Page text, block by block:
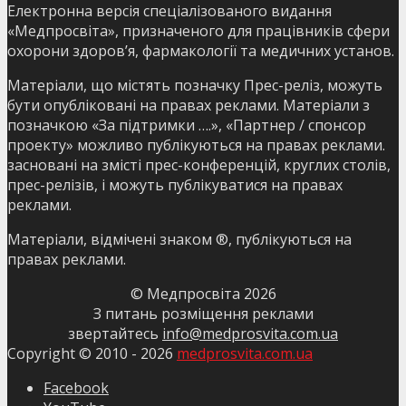
Електронна версія спеціалізованого видання
«Медпросвіта», призначеного для працівників сфери
охорони здоров’я, фармакології та медичних установ.
Матеріали, що містять позначку Прес-реліз, можуть
бути опубліковані на правах реклами. Матеріали з
позначкою «За підтримки ….», «Партнер / спонсор
проекту» можливо публікуються на правах реклами.
засновані на змісті прес-конференцій, круглих столів,
прес-релізів, і можуть публікуватися на правах
реклами.
Матеріали, відмічені знаком ®, публікуються на
правах реклами.
© Медпросвіта 2026
З питань розміщення реклами
звертайтесь info@medprosvita.com.ua
Copyright © 2010 - 2026 medprosvita.com.ua
Facebook